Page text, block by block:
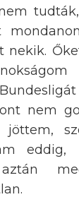
nekik.
nem
aztán